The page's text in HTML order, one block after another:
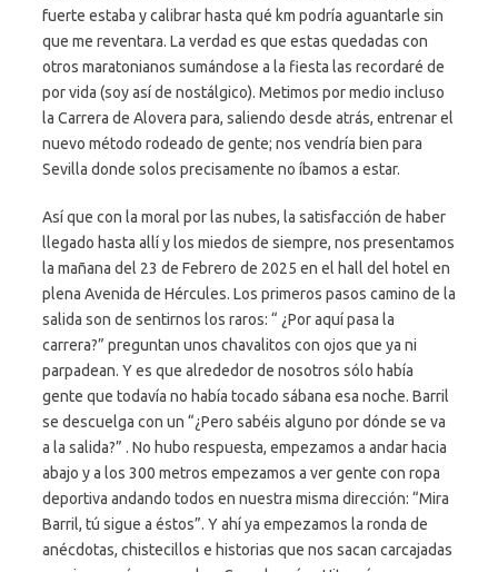
fuerte estaba y calibrar hasta qué km podría aguantarle sin
que me reventara. La verdad es que estas quedadas con
otros maratonianos sumándose a la fiesta las recordaré de
por vida (soy así de nostálgico). Metimos por medio incluso
la Carrera de Alovera para, saliendo desde atrás, entrenar el
nuevo método rodeado de gente; nos vendría bien para
Sevilla donde solos precisamente no íbamos a estar.
Así que con la moral por las nubes, la satisfacción de haber
llegado hasta allí y los miedos de siempre, nos presentamos
la mañana del 23 de Febrero de 2025 en el hall del hotel en
plena Avenida de Hércules. Los primeros pasos camino de la
salida son de sentirnos los raros: “ ¿Por aquí pasa la
carrera?” preguntan unos chavalitos con ojos que ya ni
parpadean. Y es que alrededor de nosotros sólo había
gente que todavía no había tocado sábana esa noche. Barril
se descuelga con un “¿Pero sabéis alguno por dónde se va
a la salida?” . No hubo respuesta, empezamos a andar hacia
abajo y a los 300 metros empezamos a ver gente con ropa
deportiva andando todos en nuestra misma dirección: “Mira
Barril, tú sigue a éstos”. Y ahí ya empezamos la ronda de
anécdotas, chistecillos e historias que nos sacan carcajadas